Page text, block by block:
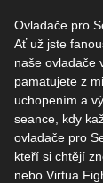
Ovladače pro
Ať už jste
naše ovladače
pamatujete z
uchopením a
seance, kdy
ovladače pro
kteří si chtějí
nebo Virtua